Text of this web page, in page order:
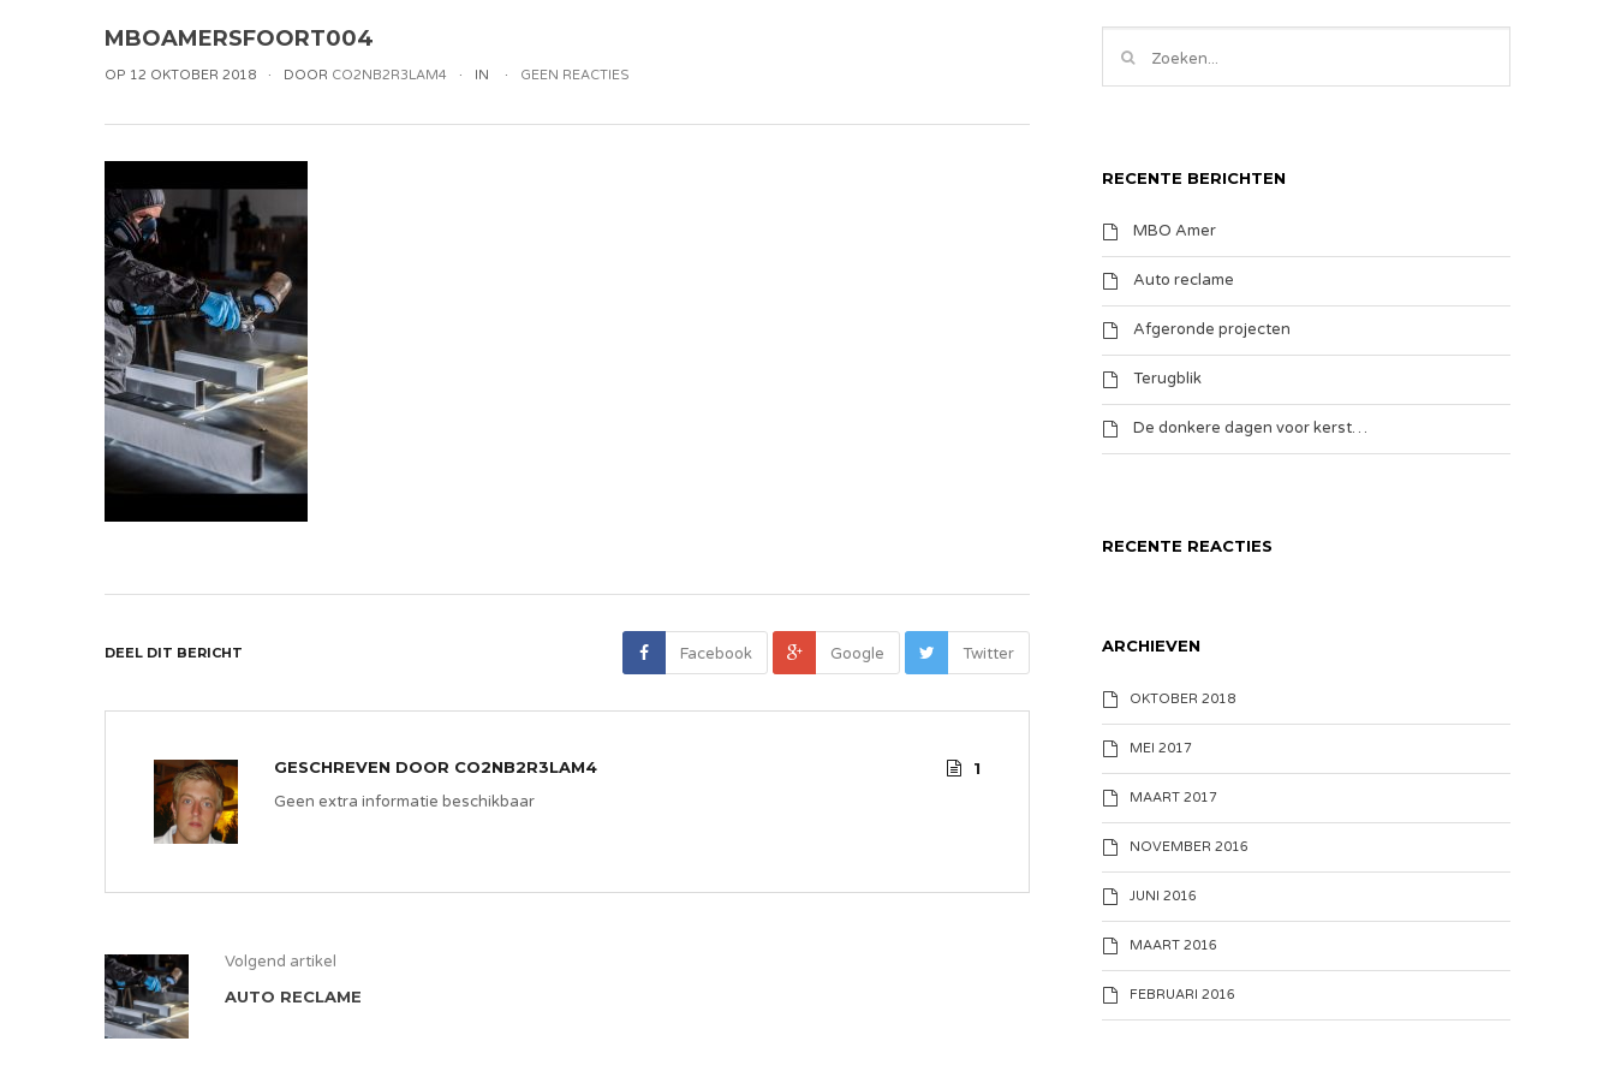
MBOAMERSFOORT004
OP 12 OKTOBER 2018 DOOR CO2NB2R3LAM4 IN GEEN REACTIES
DEEL DIT BERICHT Twitter
Google
Facebook
GESCHREVEN DOOR CO2NB2R3LAM4
1
Geen extra informatie beschikbaar
Volgend artikel
AUTO RECLAME
RECENTE BERICHTEN
MBO Amer
Auto reclame
Afgeronde projecten
Terugblik
De donkere dagen voor kerst…
RECENTE REACTIES
ARCHIEVEN
OKTOBER 2018
MEI 2017
MAART 2017
NOVEMBER 2016
JUNI 2016
MAART 2016
FEBRUARI 2016